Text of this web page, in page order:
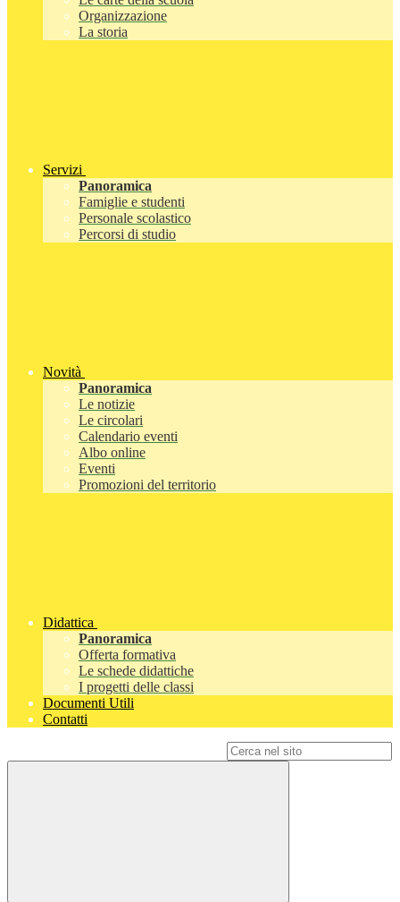
Organizzazione
La storia
Servizi
Panoramica
Famiglie e studenti
Personale scolastico
Percorsi di studio
Novità
Panoramica
Le notizie
Le circolari
Calendario eventi
Albo online
Eventi
Promozioni del territorio
Didattica
Panoramica
Offerta formativa
Le schede didattiche
I progetti delle classi
Documenti Utili
Contatti